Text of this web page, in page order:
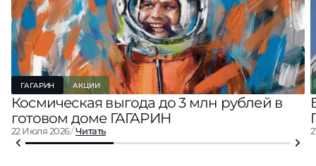
ГАГАРИН АКЦИИ
Космическая выгода до 3 млн рублей в
готовом доме ГАГАРИН
22 Июля 2026 Читать